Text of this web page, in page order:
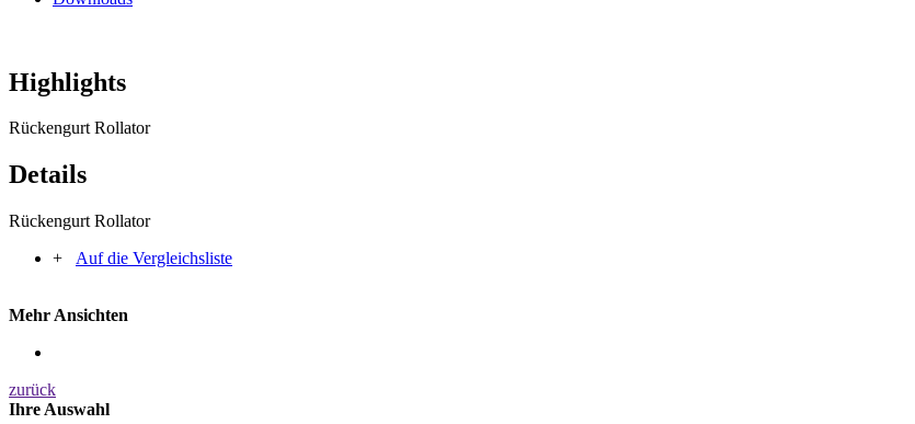
Highlights
Rückengurt Rollator
Details
Rückengurt Rollator
+ Auf die Vergleichsliste
Mehr Ansichten
zurück
Ihre Auswahl